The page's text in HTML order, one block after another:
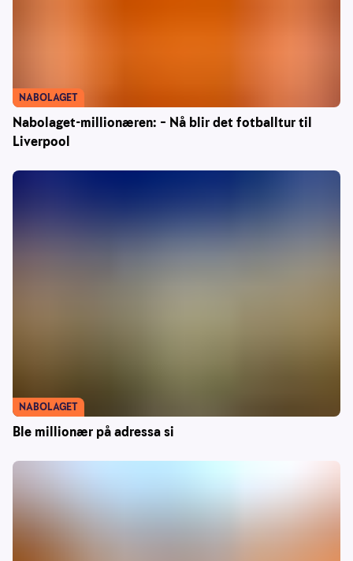
Nabolaget-millionæren: – Nå blir det fotballtur til
Liverpool
NABOLAGET
Ble millionær på adressa si
NABOLAGET